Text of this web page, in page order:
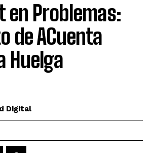
en Problemas:
de ACuenta
Huelga
Digital